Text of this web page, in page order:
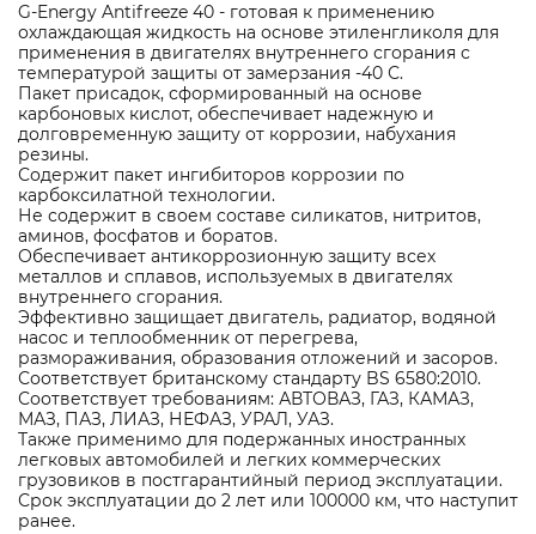
G-Energy Antifreeze 40 - готовая к применению
охлаждающая жидкость на основе этиленгликоля для
применения в двигателях внутреннего сгорания с
температурой защиты от замерзания -40 С.
Пакет присадок, сформированный на основе
карбоновых кислот, обеспечивает надежную и
долговременную защиту от коррозии, набухания
резины.
Содержит пакет ингибиторов коррозии по
карбоксилатной технологии.
Не содержит в своем составе силикатов, нитритов,
аминов, фосфатов и боратов.
Обеспечивает антикоррозионную защиту всех
металлов и сплавов, используемых в двигателях
внутреннего сгорания.
Эффективно защищает двигатель, радиатор, водяной
насос и теплообменник от перегрева,
размораживания, образования отложений и засоров.
Соответствует британскому стандарту BS 6580:2010.
Соответствует требованиям: АВТОВАЗ, ГАЗ, КАМАЗ,
МАЗ, ПАЗ, ЛИАЗ, НЕФАЗ, УРАЛ, УАЗ.
Также применимо для подержанных иностранных
легковых автомобилей и легких коммерческих
грузовиков в постгарантийный период эксплуатации.
Срок эксплуатации до 2 лет или 100000 км, что наступит
ранее.